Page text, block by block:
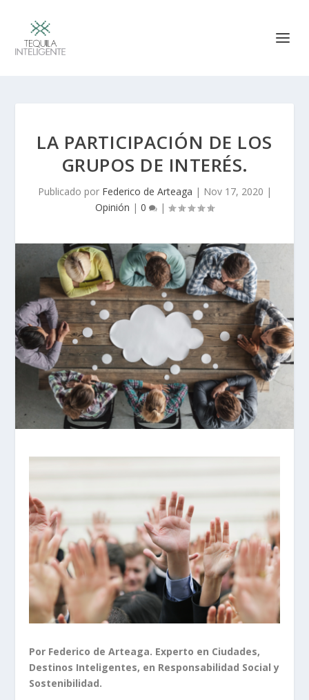
LA PARTICIPACIÓN DE LOS
GRUPOS DE INTERÉS.
Publicado por Federico de Arteaga | Nov 17, 2020 |
Opinión | 0 |
Por Federico de Arteaga. Experto en Ciudades,
Destinos Inteligentes, en Responsabilidad Social y
Sostenibilidad.